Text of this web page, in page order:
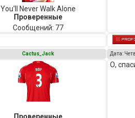
You'll Never Walk Alone
Проверенные
Сообщений: 77
Cactus_Jack Дата:
О,